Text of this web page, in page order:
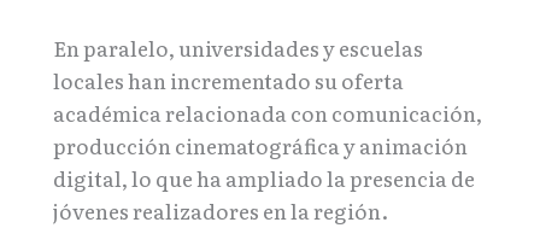
En paralelo, universidades y escuelas
locales han incrementado su oferta
académica relacionada con comunicación,
producción cinematográfica y animación
digital, lo que ha ampliado la presencia de
jóvenes realizadores en la región.